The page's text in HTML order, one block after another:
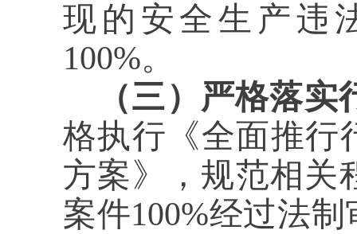
现的安全生产违
100%。
（三）严格落
格执行《全面推行
方案》，规范相关
案件100%经过法